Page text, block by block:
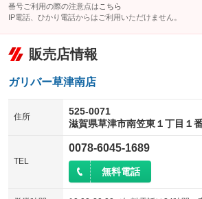
番号ご利用の際の注意点は こちら
IP電話、ひかり電話からはご利用いただけません。
販売店情報
ガリバー草津南店
住所
525-0071
滋賀県草津市南笠東１丁目１
TEL
0078-6045-1689
無料電話